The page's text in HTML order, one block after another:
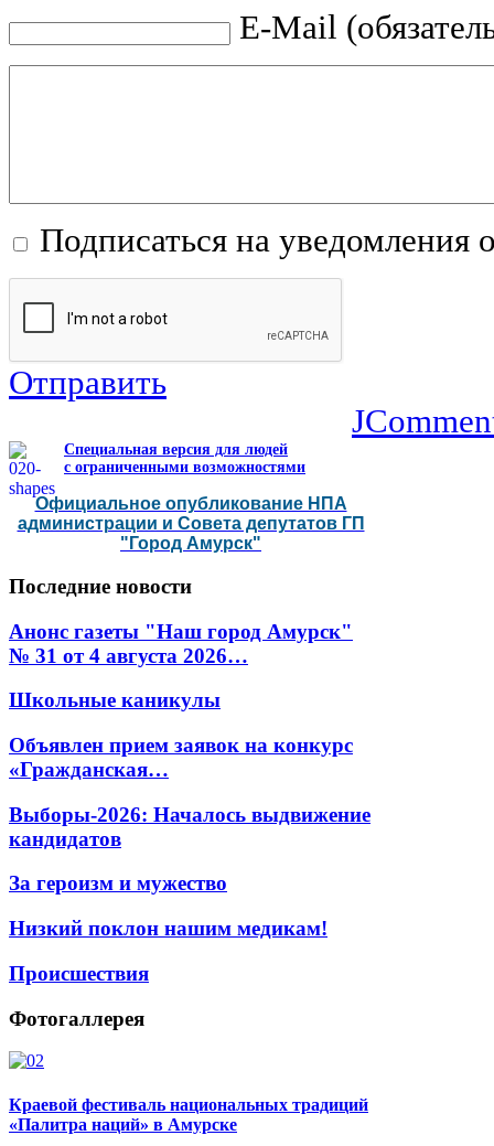
E-Mail
Подписаться на уведомления
Отправить
Специальная версия для людей
с ограниченными возможностями
Официальное опубликование НПА
администрации и Совета депутатов ГП
"Город Амурск"
Последние новости
Анонс газеты "Наш город Амурск"
№ 31 от 4 августа 2026…
Школьные каникулы
Объявлен прием заявок на конкурс
«Гражданская…
Выборы-2026: Началось выдвижение
кандидатов
За героизм и мужество
Низкий поклон нашим медикам!
Происшествия
Фотогаллерея
Краевой фестиваль национальных традиций
«Палитра наций» в Амурске